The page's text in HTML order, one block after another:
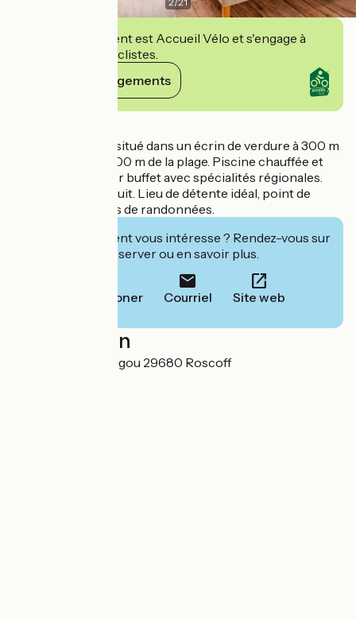
Cet établissement est Accueil Vélo et s'engage à
accueillir des cyclistes.
Voir ses engagements
Hôtel idéalement situé dans un écrin de verdure à 300 m
du Centre ville, à 100 m de la plage. Piscine chauffée et
spa. Petit-déjeuner buffet avec spécialités régionales.
Parking privé gratuit. Lieu de détente idéal, point de
départ des circuits de randonnées.
Cet établissement vous intéresse ? Rendez-vous sur
leur site pour réserver ou en savoir plus.
Téléphoner Courriel Site web
Localisation
3 venelle de Rochigou 29680 Roscoff